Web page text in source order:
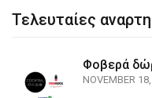
Τελευταίες
Φοβερά
NOVEMBER